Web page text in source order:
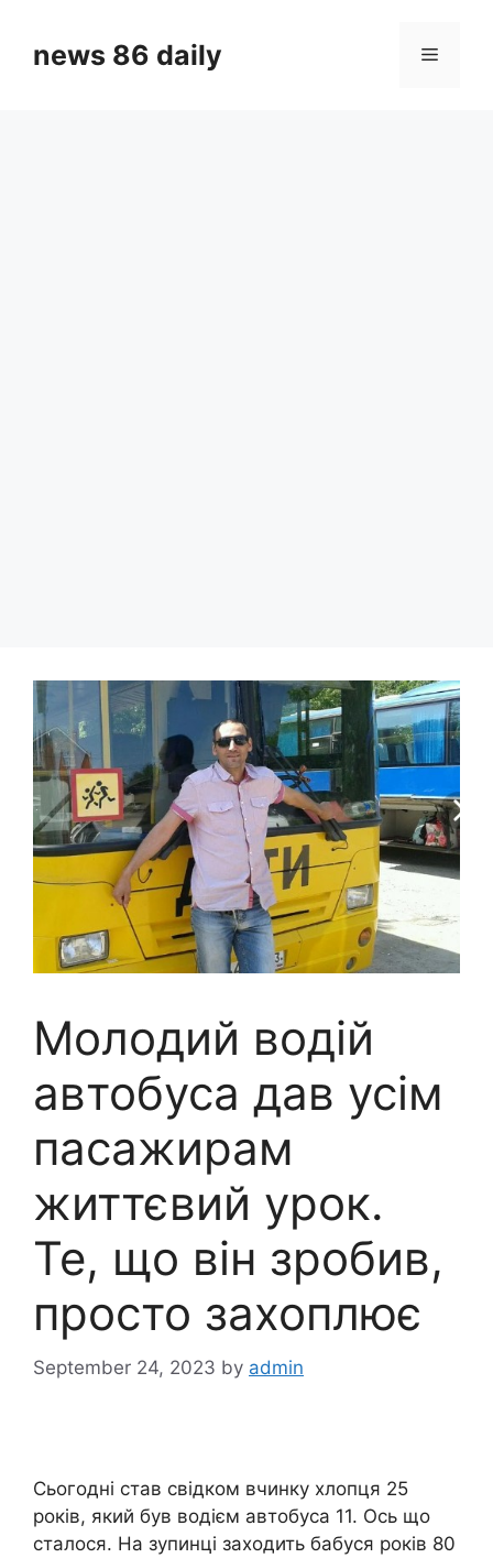
contentnews 86 daily Menu
Молодий водій
автобуса дав усім
пасажирам
життєвий урок.
Те, що він зробив,
просто захоплює
September 24, 2023 by admin
Сьогодні став свідком вчинку хлопця 25
років, який був водієм автобуса 11. Ось що
сталося. На зупинці заходить бабуся років 80